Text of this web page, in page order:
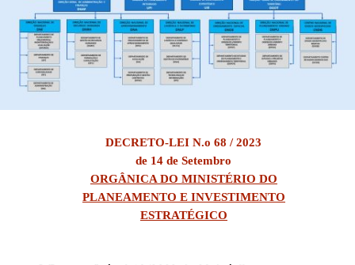
DECRETO-LEI N.o 68 / 2023
de 14 de Setembro
ORGÂNICA DO MINISTÉRIO DO
PLANEAMENTO E INVESTIMENTO
ESTRATÉGICO